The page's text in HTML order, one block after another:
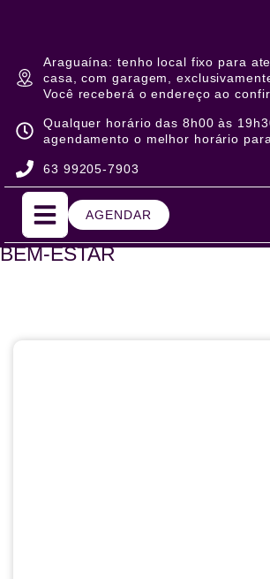
Araguaína: tenho local fixo para
casa, com garagem,
Você receberá o endereço ao
Qualquer horário das 8h00 às
agendamento o melhor horário
63 99205-7903
AGENDAR
BEM-ESTAR